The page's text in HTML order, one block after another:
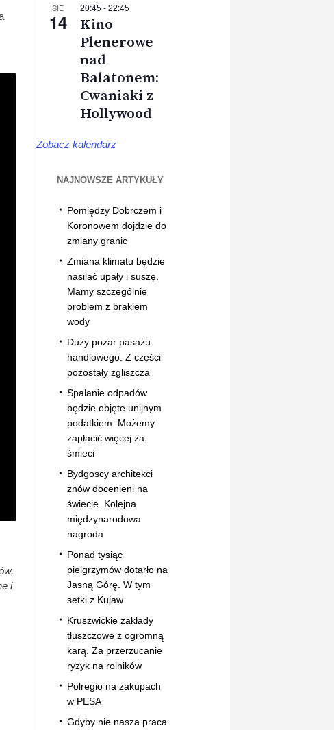
i
SIE
14
20:45 -22:45
Kino
Plenerowe
nad
Balatonem:
Cwaniaki z
Hollywood
Zobacz kalendarz
NAJNOWSZE ARTYKUŁY
Pomiędzy Dobrczem i
Koronowem dojdzie do
zmiany granic
Zmiana klimatu będzie
nasilać upały i suszę.
Mamy szczególnie
problem z brakiem
wody
Duży pożar pasażu
handlowego. Z części
pozostały zgliszcza
Spalanie odpadów
będzie objęte unijnym
podatkiem. Możemy
zapłacić więcej za
śmieci
Bydgoscy architekci
znów docenieni na
świecie. Kolejna
międzynarodowa
nagroda
Ponad tysiąc
pielgrzymów dotarło na
Jasną Górę. W tym
setki z Kujaw
Kruszwickie zakłady
tłuszczowe z ogromną
karą. Za przerzucanie
ryzyk na rolników
Polregio na zakupach
w PESA
Gdyby nie nasza praca